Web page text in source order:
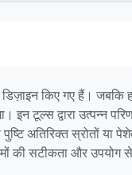
किए गए हैं।
टूल्स द्वारा उत्पन्न
पुष्टि अतिरिक्त स्रोतों
की सटीकता और